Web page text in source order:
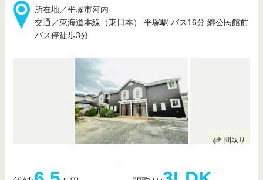
所在地／平塚市河内
交通／東海道本線（東日本） 平塚駅 バス16分 纒公民館前
バス停徒歩3分
間取り